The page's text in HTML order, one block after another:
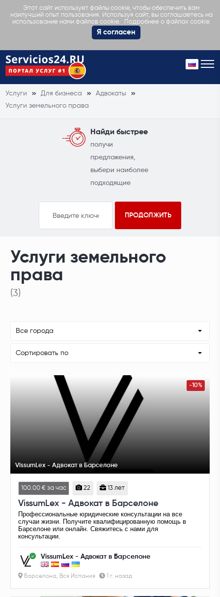
Этот сайт использует файлы cookie, чтобы обеспечить вам
наилучший опыт пользования. Используя сайт, вы соглашаетесь на
использование нами файлов cookie.
Подробнее о файлах cookie.
Я согласен
Услуги Для бизнеса
Адвокаты
Услуги земельного права
Найди быстрее
получи
предложения,
выбери наиболее
подходящие
Услуги земельного
права
(3)
Все города
Сортировать по
-10%
VissumLex - Адвокат в Барселоне
100.00 € за час 22 13 лет
VissumLex - Адвокат в Барселоне
Профессиональные юридические консультации на все
случаи жизни. Получите квалифицированную помощь в
Барселоне или онлайн. Свяжитесь с нами для
консультации.
VissumLex - Адвокат в Барселоне
Барселона, Вся Испания 1 г. назад